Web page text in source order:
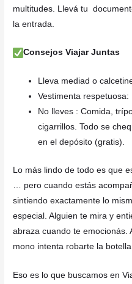
multitudes. Llevá tu
la entrada.
Consejos Viajar Juntas
Lleva mediad o
Vestimenta
No lleves : Comida,
cigarrillos. Todo se
en el depósito (gratis).
Lo más lindo de todo es que
… pero cuando estás
sintiendo exactamente lo
especial. Alguien te mira y
abraza cuando te emocionás.
mono intenta robarte la botella
Eso es lo que buscamos en